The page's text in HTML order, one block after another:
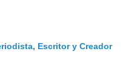
Escritor y Creador